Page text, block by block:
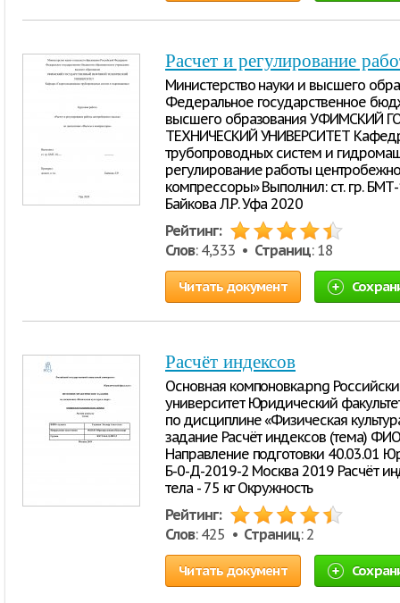
Расчет и регулирование
Министерство науки и высшего
Федеральное государственное
высшего образования УФИМСКИЙ
ТЕХНИЧЕСКИЙ УНИВЕРСИТЕТ
трубопроводных систем и
регулирование работы
компрессоры» Выполнил: ст. гр.
Байкова Л.Р. Уфа 2020
Рейтинг:
Слов: 4,333 • Страниц: 18
Читать документ
Расчёт индексов
Основная компоновка.png
университет Юридический
по дисциплине «Физическая
задание Расчёт индексов (тема)
Направление подготовки 40.03.01
Б-0-Д-2019-2 Москва 2019 Расчёт
тела - 75 кг Окружность
Рейтинг:
Слов: 425 • Страниц: 2
Читать документ